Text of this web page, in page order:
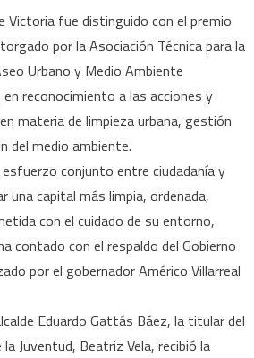
Ciudad
Victoria
la
Escoba
de
Victoria fue distinguido con el premio
por la Asociación Técnica para la
Urbano y Medio Ambiente
en reconocimiento a las acciones y
materia de limpieza urbana, gestión
del medio ambiente.
conjunto entre ciudadanía y
una capital más limpia, ordenada,
con el cuidado de su entorno,
contado con el respaldo del Gobierno
por el gobernador Américo Villarreal
Eduardo Gattás Báez, la titular del
Juventud, Beatriz Vela, recibió la